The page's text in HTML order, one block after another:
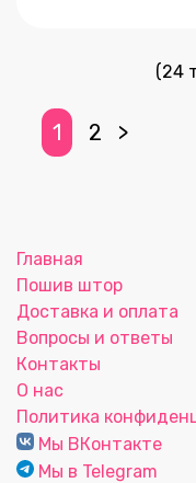
(24
1 2 >
Главная
Пошив штор
Доставка и оплата
Вопросы и ответы
Контакты
О нас
Политика
Мы ВКонтакте
Мы в Telegram